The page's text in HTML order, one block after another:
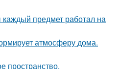
каждый предмет работал на
атмосферу дома.
пространство.